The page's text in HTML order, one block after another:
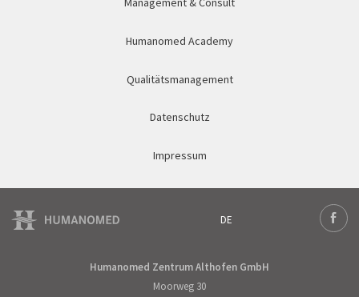
Humanomed Academy
Qualitätsmanagement
Datenschutz
Impressum
DE
Deutsch
Humanomed Zentrum Althofen GmbH
Moorweg 30